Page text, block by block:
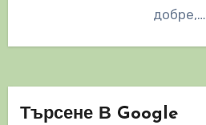
добре,…
Търсене В Google